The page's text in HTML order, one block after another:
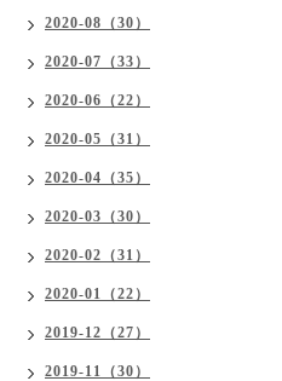
2020-08（30）
2020-07（33）
2020-06（22）
2020-05（31）
2020-04（35）
2020-03（30）
2020-02（31）
2020-01（22）
2019-12（27）
2019-11（30）